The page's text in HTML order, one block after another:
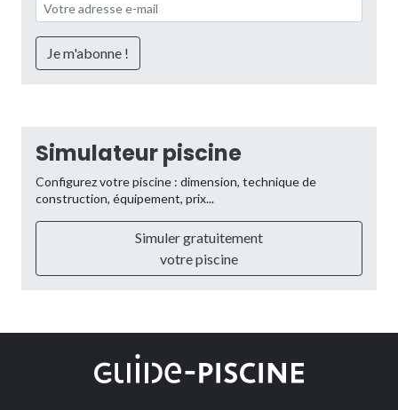
Simulateur piscine
Configurez votre piscine : dimension, technique de
construction, équipement, prix...
Simuler gratuitement
votre piscine